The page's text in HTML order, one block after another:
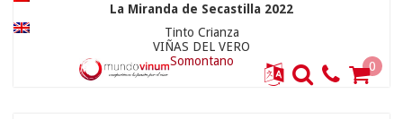
La Miranda de Secastilla 2022
Tinto Crianza
VIÑAS DEL VERO
Somontano
0